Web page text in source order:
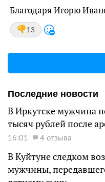
Благодаря Игорю
13
Последние новости
В Иркутске мужчина
тысяч рублей после
16:01 4 отзыва
В Куйтуне следком
мужчины,